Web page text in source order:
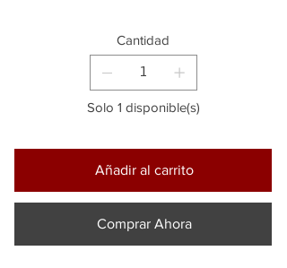
Cantidad
Solo 1 disponible(s)
Añadir al carrito
Comprar Ahora